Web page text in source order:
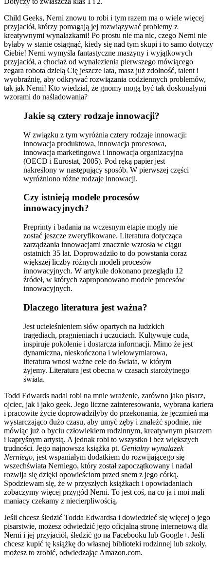
Child Geeks, Nerni znowu to robi i tym razem ma o wiele więcej
przyjaciół, którzy pomagają jej rozwiązywać problemy z
kreatywnymi wynalazkami! Po prostu nie ma nic, czego Nerni nie
byłaby w stanie osiągnąć, kiedy się nad tym skupi i to samo dotyczy
Ciebie! Nerni wymyśla fantastyczne maszyny i wyjątkowych
przyjaciół, a chociaż od wynalezienia pierwszego mówiącego
zegara robota dzielą Cię jeszcze lata, masz już zdolność, talent i
wyobraźnię, aby odkrywać rozwiązania codziennych problemów,
tak jak Nerni! Kto wiedział, że gnomy mogą być tak doskonałymi
wzorami do naśladowania?
Jakie są cztery rodzaje innowacji?
W związku z tym wyróżnia cztery rodzaje innowacji:
innowacja produktowa, innowacja procesowa,
innowacja marketingowa i innowacja organizacyjna
(OECD i Eurostat, 2005). Pod ręką papier jest
nakreślony w następujący sposób. W pierwszej części
wyróżniono różne rodzaje innowacji.
Czy istnieją modele procesów
innowacyjnych?
Preprinty i badania na wczesnym etapie mogły nie
zostać jeszcze zweryfikowane. Literatura dotycząca
zarządzania innowacjami znacznie wzrosła w ciągu
ostatnich 35 lat. Doprowadziło to do powstania coraz
większej liczby różnych modeli procesów
innowacyjnych. W artykule dokonano przeglądu 12
źródeł, w których zaproponowano modele procesów
innowacyjnych.
Dlaczego literatura jest ważna?
Jest ucieleśnieniem słów opartych na ludzkich
tragediach, pragnieniach i uczuciach. Kultywuje cuda,
inspiruje pokolenie i dostarcza informacji. Mimo że jest
dynamiczna, nieskończona i wielowymiarowa,
literatura wnosi ważne cele do świata, w którym
żyjemy. Literatura jest obecna w czasach starożytnego
świata.
Todd Edwards nadal robi na mnie wrażenie, zarówno jako pisarz,
ojciec, jak i jako geek. Jego liczne zainteresowania, wybrana kariera
i pracowite życie doprowadziłyby do przekonania, że ​​jęczmień ma
wystarczająco dużo czasu, aby umyć zęby i znaleźć spodnie, nie
mówiąc już o byciu człowiekiem rodzinnym, kreatywnym pisarzem
i kapryśnym artystą. A jednak robi to wszystko i bez większych
trudności. Jego najnowsza książka pt. Genialny wynalazek
Nerniego, jest wspaniałym dodatkiem do rozwijającego się
wszechświata Nerniego, który został zapoczątkowany i nadal
rozwija się dzięki opowieściom przed snem z jego córką.
Spodziewam się, że w przyszłych książkach i opowiadaniach
zobaczymy więcej przygód Nerni. To jest coś, na co ja i moi mali
maniacy czekamy z niecierpliwością.
Jeśli chcesz śledzić Todda Edwardsa i dowiedzieć się więcej o jego
pisarstwie, możesz odwiedzić jego oficjalną stronę internetową dla
Nerni i jej przyjaciół, śledzić go na Facebooku lub Google+. Jeśli
chcesz kupić tę książkę do własnej biblioteki rodzinnej lub szkoły,
możesz to zrobić, odwiedzając Amazon.com.